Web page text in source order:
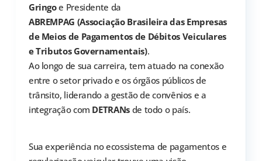
Gringoe Presidente da
ABREMPAG (Associação Brasileira das Empresas
de Meios de Pagamentos de Débitos Veiculares
e Tributos Governamentais).
Ao longo de sua carreira, tem atuado na conexão
entre o setor privado e os órgãos públicos de
trânsito, liderando a gestão de convênios e a
integração com DETRANsde todo o país.
Sua experiência no ecossistema de pagamentos e